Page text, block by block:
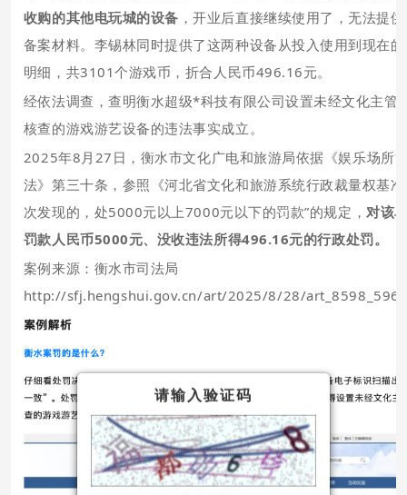
收购的其他电玩城的设备 ，开业后直接继续使用了，无法提
备案材料。李锡林同时提供了这两种设备从投入使用到现在
明细，共3101个游戏币，折合人民币496.16元。
经依法调查，查明衡水超级*科技有限公司设置未经文化主管
核查的游戏游艺设备的违法事实成立。
2025年8月27日，衡水市文化广电和旅游局依据《娱乐场所
法》第三十条，参照《河北省文化和旅游系统行政裁量权基准
次发现的，处5000元以上7000元以下的罚款”的规定， 对该
罚款人民币5000元、没收违法所得496.16元的行政处罚。
案例来源： 衡水市司法局
http://sfj.hengshui.gov.cn/art/2025/8/28/
请输入验证码